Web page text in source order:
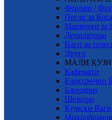
Фенови /
Пегли за Коса
Машинки за
Депилатори
Ваги за
Друго
МАЛИ
Кафемати
Електрични
Блендери
Шејкери
Кујнски Ваги